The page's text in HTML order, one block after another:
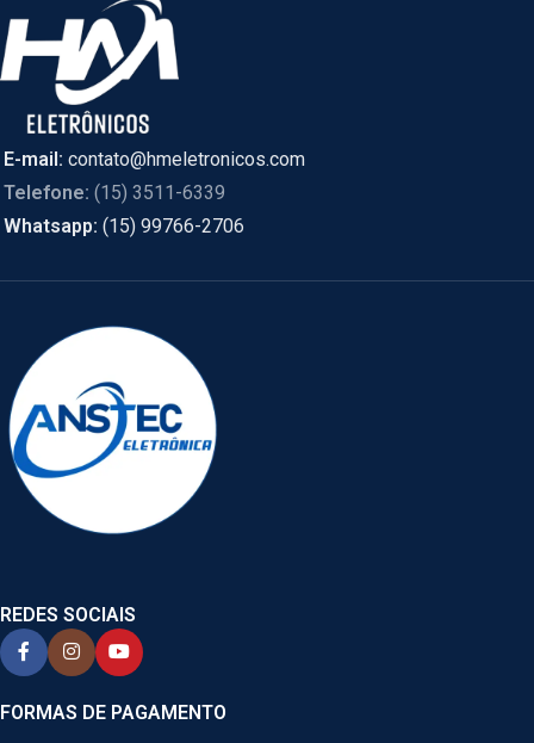
E-mail: contato@hmeletronicos.com
Telefone: (15) 3511-6339
Whatsapp: (15) 99766-2706
REDES SOCIAIS
FORMAS DE PAGAMENTO